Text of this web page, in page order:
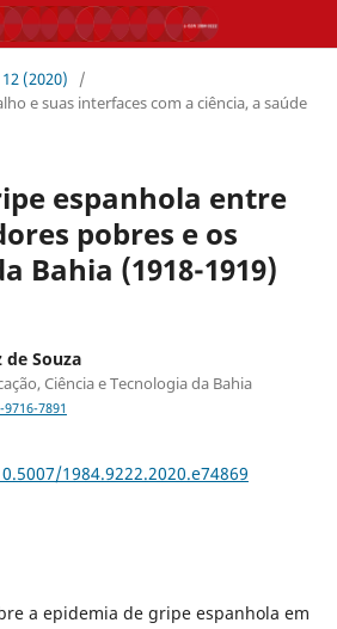
(2020)
/
e suas interfaces com a ciência, a saúde
espanhola entre
pobres e os
Bahia (1918-1919)
Souza
Ciência e Tecnologia da Bahia
7891
1984.9222.2020.e74869
a epidemia de gripe espanhola em